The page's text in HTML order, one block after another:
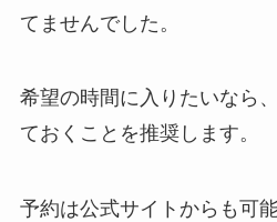
てませんでした。
希望の時間に入りたいなら
ておくことを推奨します。
予約は公式サイトからも可